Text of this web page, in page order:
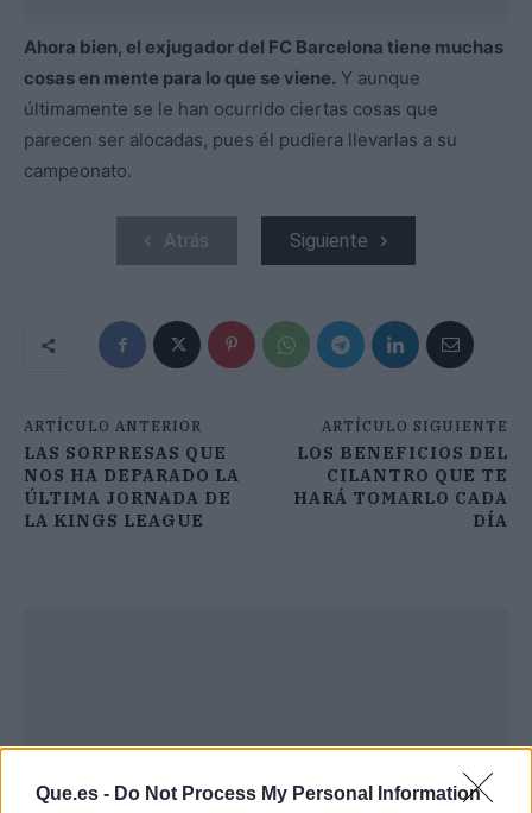
Que.es - Do Not Process My Personal Information
Ahora bien, el exjugador del FC Barcelona tiene muchas
cosas en mente para lo que se viene. Y aunque
últimamente se le han ocurrido ciertas cosas que
parecen ser alocadas, pues él pudiera llevarlas a su
campeonato.
Atrás Siguiente
ARTÍCULO ANTERIOR
LAS SORPRESAS QUE
NOS HA DEPARADO LA
ÚLTIMA JORNADA DE
LA KINGS LEAGUE
ARTÍCULO SIGUIENTE
LOS BENEFICIOS DEL
CILANTRO QUE TE
HARÁ TOMARLO CADA
DÍA